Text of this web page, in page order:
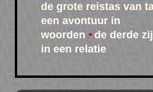
de grote reistas van
een avontuur in
woorden
de derde
in een relatie